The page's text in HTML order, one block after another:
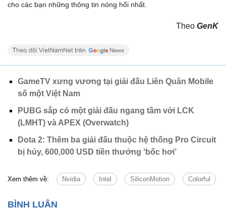
cho các bạn những thông tin nóng hổi nhất.
Theo GenK
GameTV xưng vương tại giải đấu Liên Quân Mobile
số một Việt Nam
PUBG sắp có một giải đấu ngang tầm với LCK
(LMHT) và APEX (Overwatch)
Dota 2: Thêm ba giải đấu thuộc hệ thống Pro Circuit
bị hủy, 600,000 USD tiền thưởng ‘bốc hơi’
Xem thêm về: Nvidia Intel SiliconMotion Colorful